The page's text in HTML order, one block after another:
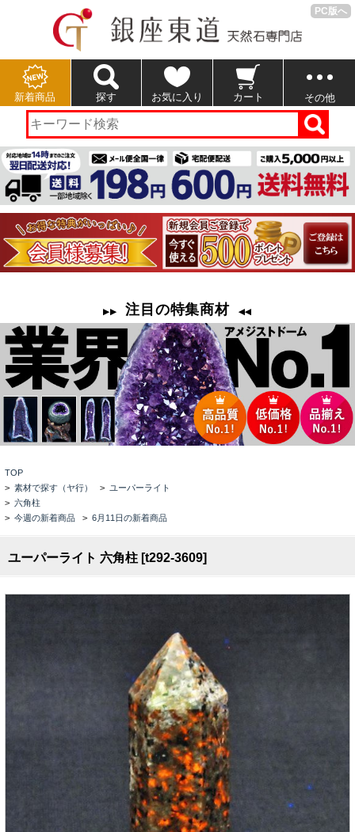
PC版へ
新着商品 探す お気に入り カート その他
TOP
> 素材で探す（ヤ行） > ユーパーライト
> 六角柱
> 今週の新着商品 > 6月11日の新着商品
ユーパーライト 六角柱 [t292-3609]